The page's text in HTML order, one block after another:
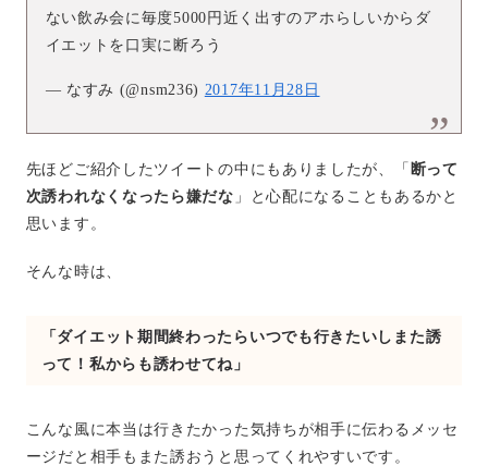
ない飲み会に毎度5000円近く出すのアホらしいからダ
イエットを口実に断ろう
— なすみ (@nsm236) 2017年11月28日
先ほどご紹介したツイートの中にもありましたが、「 断って
次誘われなくなったら嫌だな 」と心配になることもあるかと
思います。
そんな時は、
「ダイエット期間終わったらいつでも行きたいしまた誘
って！私からも誘わせてね」
こんな風に本当は行きたかった気持ちが相手に伝わるメッセ
ージだと相手もまた誘おうと思ってくれやすいです。